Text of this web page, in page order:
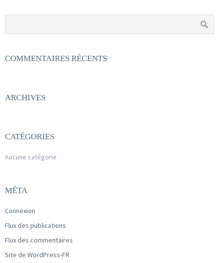
COMMENTAIRES RÉCENTS
ARCHIVES
CATÉGORIES
Aucune catégorie
MÉTA
Connexion
Flux des publications
Flux des commentaires
Site de WordPress-FR